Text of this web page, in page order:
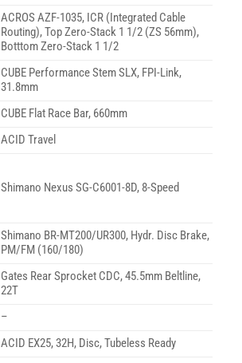
ACROS AZF-1035, ICR (Integrated Cable
Routing), Top Zero-Stack 1 1/2 (ZS 56mm),
Botttom Zero-Stack 1 1/2
CUBE Performance Stem SLX, FPI-Link,
31.8mm
CUBE Flat Race Bar, 660mm
ACID Travel
Shimano Nexus SG-C6001-8D, 8-Speed
Shimano BR-MT200/UR300, Hydr. Disc Brake,
PM/FM (160/180)
Gates Rear Sprocket CDC, 45.5mm Beltline,
22T
–
ACID EX25, 32H, Disc, Tubeless Ready